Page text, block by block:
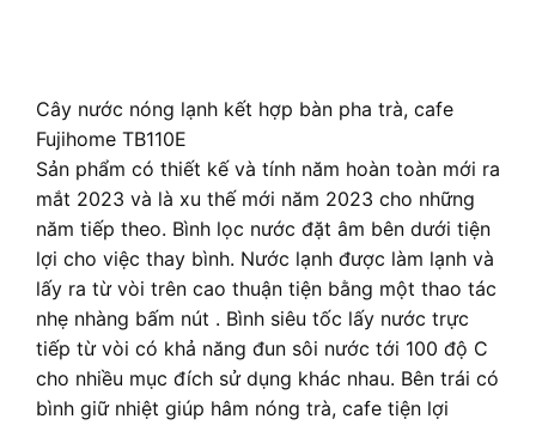
Cây nước nóng lạnh kết hợp bàn pha trà, cafe
Fujihome TB110E
Sản phẩm có thiết kế và tính năm hoàn toàn mới ra
mắt 2023 và là xu thế mới năm 2023 cho những
năm tiếp theo. Bình lọc nước đặt âm bên dưới tiện
lợi cho việc thay bình. Nước lạnh được làm lạnh và
lấy ra từ vòi trên cao thuận tiện bằng một thao tác
nhẹ nhàng bấm nút . Bình siêu tốc lấy nước trực
tiếp từ vòi có khả năng đun sôi nước tới 100 độ C
cho nhiều mục đích sử dụng khác nhau. Bên trái có
bình giữ nhiệt giúp hâm nóng trà, cafe tiện lợi